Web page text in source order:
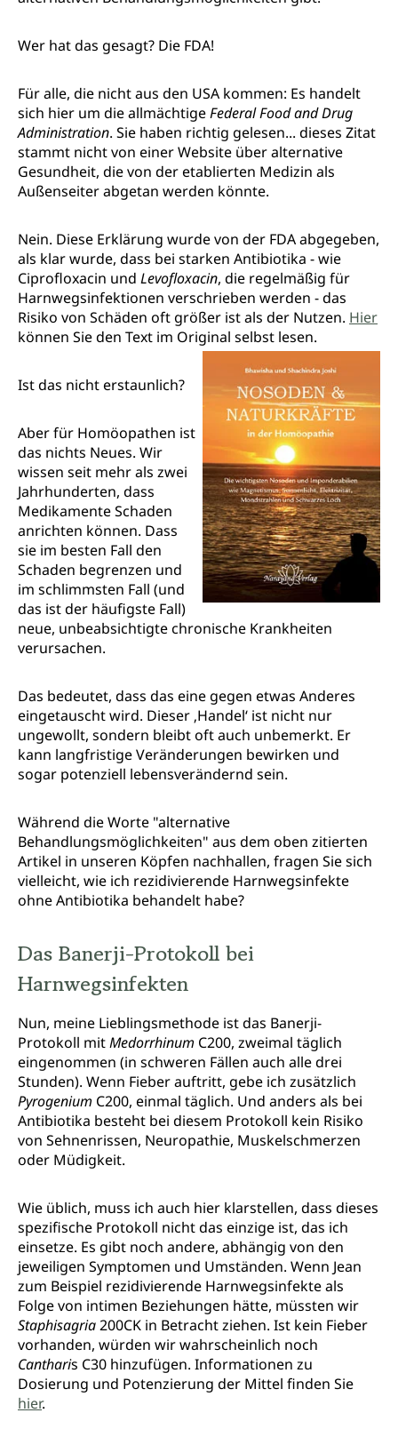
Wer hat das gesagt? Die FDA!
Für alle, die nicht aus den USA kommen: Es handelt
sich hier um die allmächtigeFederal Food and Drug
Administration. Sie haben richtig gelesen... dieses Zitat
stammt nicht von einer Website über alternative
Gesundheit, die von der etablierten Medizin als
Außenseiter abgetan werden könnte.
Nein. Diese Erklärung wurde von der FDA abgegeben,
als klar wurde, dass bei starken Antibiotika - wie
Ciprofloxacin und Levofloxacin, die regelmäßig für
Harnwegsinfektionen verschrieben werden - das
Risiko von Schäden oft größer ist als der Nutzen. Hier
können Sie den Text im Original selbst lesen.
Ist das nicht erstaunlich?
Aber für Homöopathen ist
das nichts Neues. Wir
wissen seit mehr als zwei
Jahrhunderten, dass
Medikamente Schaden
anrichten können. Dass
sie im besten Fall den
Schaden begrenzen und
im schlimmsten Fall (und
das ist der häufigste Fall)
neue, unbeabsichtigte chronische Krankheiten
verursachen.
Das bedeutet, dass das eine gegen etwas Anderes
eingetauscht wird. Dieser ‚Handel‘ ist nicht nur
ungewollt, sondern bleibt oft auch unbemerkt. Er
kann langfristige Veränderungen bewirken und
sogar potenziell lebensverändernd sein.
Während die Worte "alternative
Behandlungsmöglichkeiten" aus dem oben zitierten
Artikel in unseren Köpfen nachhallen, fragen Sie sich
vielleicht, wie ich rezidivierende Harnwegsinfekte
ohne Antibiotika behandelt habe?
Das Banerji-Protokoll bei
Harnwegsinfekten
Nun, meine Lieblingsmethode ist das Banerji-
Protokoll mitMedorrhinum C200, zweimal täglich
eingenommen (in schweren Fällen auch alle drei
Stunden). Wenn Fieber auftritt, gebe ich zusätzlich
Pyrogenium C200, einmal täglich. Und anders als bei
Antibiotika besteht bei diesem Protokoll kein Risiko
von Sehnenrissen, Neuropathie, Muskelschmerzen
oder Müdigkeit.
Wie üblich, muss ich auch hier klarstellen, dass dieses
spezifische Protokoll nicht das einzige ist, das ich
einsetze. Es gibt noch andere, abhängig von den
jeweiligen Symptomen und Umständen. Wenn Jean
zum Beispiel rezidivierende Harnwegsinfekte als
Folge von intimen Beziehungen hätte, müssten wir
Staphisagria200CK in Betracht ziehen. Ist kein Fieber
vorhanden, würden wir wahrscheinlich noch
Cantharis C30 hinzufügen. Informationen zu
Dosierung und Potenzierung der Mittel finden Sie
hier.